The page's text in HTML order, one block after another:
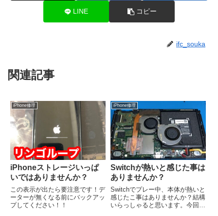
LINE コピー
ifc_souka
関連記事
iPhone修理
iPhoneストレージいっぱ
いではありませんか？
この表示が出たら要注意です！デ
ーターが無くなる前にバックアッ
プしてください！！
iPhone修理
Switchが熱いと感じた事は
ありませんか？
Switchでプレー中、本体が熱いと
感じたこ事はありませんか？結構
いらっしゃると思います。今回は